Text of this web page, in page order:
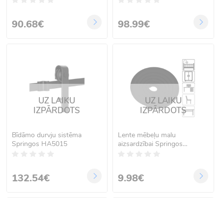
90.68€ 98.99€
UZ LAIKU
IZPĀRDOTS
Bīdāmo durvju sistēma
Springos HA5015
132.54€
UZ LAIKU
IZPĀRDOTS
Lente mēbeļu malu
aizsardzībai Springos
9.98€